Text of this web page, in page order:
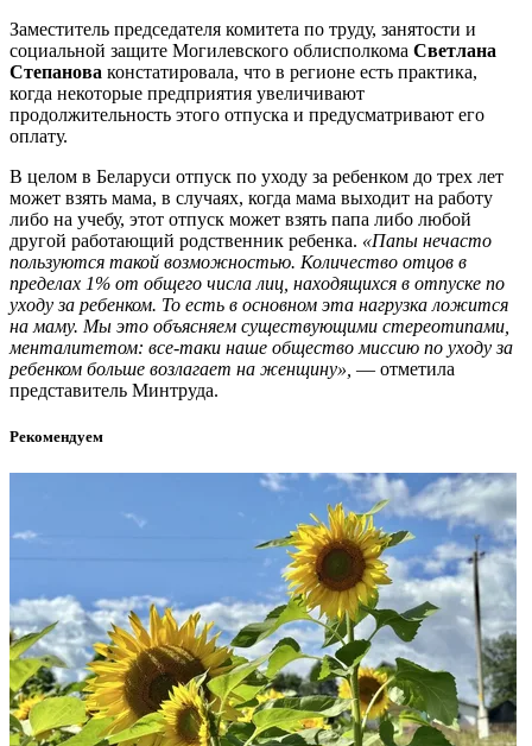
Заместитель председателя комитета по труду, занятости и
социальной защите Могилевского облисполкома Светлана
Степанова констатировала, что в регионе есть практика,
когда некоторые предприятия увеличивают
продолжительность этого отпуска и предусматривают его
оплату.
В целом в Беларуси отпуск по уходу за ребенком до трех лет
может взять мама, в случаях, когда мама выходит на работу
либо на учебу, этот отпуск может взять папа либо любой
другой работающий родственник ребенка. «Папы нечасто
пользуются такой возможностью. Количество отцов в
пределах 1% от общего числа лиц, находящихся в отпуске по
уходу за ребенком. То есть в основном эта нагрузка ложится
на маму. Мы это объясняем существующими стереотипами,
менталитетом: все-таки наше общество миссию по уходу за
ребенком больше возлагает на женщину», — отметила
представитель Минтруда.
Рекомендуем